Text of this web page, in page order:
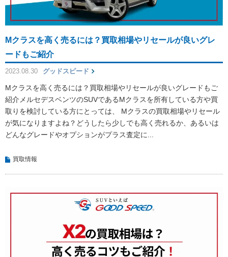
Mクラスを高く売るには？買取相場やリセールが良いグレ
ードもご紹介
2023.08.30 グッドスピード
Mクラスを高く売るには？買取相場やリセールが良いグレードもご
紹介メルセデスベンツのSUVであるMクラスを所有している方や買
取りを検討している方にとっては、 Mクラスの買取相場やリセール
が気になりますよね？どうしたら少しでも高く売れるか、あるいは
どんなグレードやオプションがプラス査定に...
買取情報